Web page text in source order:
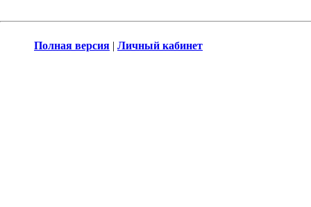
Полная версия | Личный кабинет